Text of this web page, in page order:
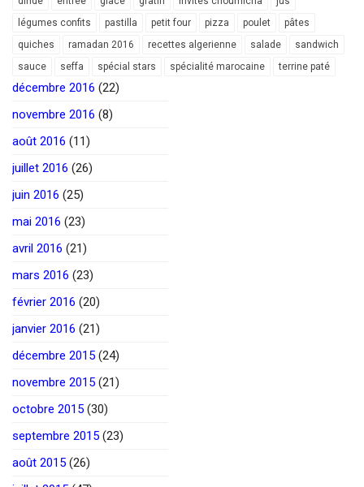
légumes confits
pastilla petit four pizza poulet
pâtes
quiches
ramadan 2016 recettes algerienne salade
sandwich
sauce
seffa spécial stars spécialité marocaine terrine paté
décembre 2016 (22)
novembre 2016 (8)
août 2016 (11)
juillet 2016 (26)
juin 2016 (25)
mai 2016 (23)
avril 2016 (21)
mars 2016 (23)
février 2016 (20)
janvier 2016 (21)
décembre 2015 (24)
novembre 2015 (21)
octobre 2015 (30)
septembre 2015 (23)
août 2015 (26)